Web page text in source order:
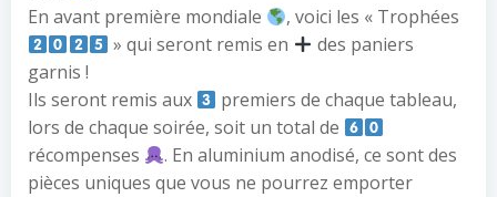
En avant première mondiale
, voici les « Trophées
» qui seront remis en
des paniers
garnis !
Ils seront remis aux
premiers de chaque tableau,
lors de chaque soirée, soit un total de
récompenses
. En aluminium anodisé, ce sont des
pièces uniques que vous ne pourrez emporter